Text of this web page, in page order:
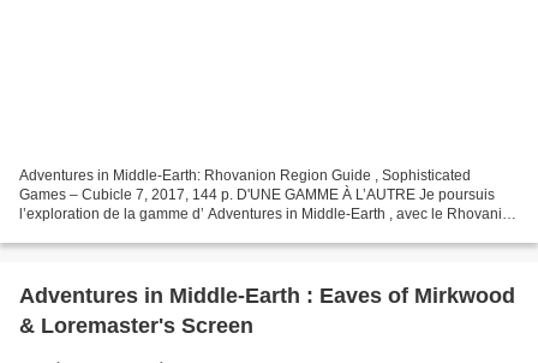
Adventures in Middle-Earth: Rhovanion Region Guide , Sophisticated
Games – Cubicle 7, 2017, 144 p. D'UNE GAMME À L’AUTRE Je poursuis
l’exploration de la gamme d’ Adventures in Middle-Earth , avec le Rhovanion
Adventures in Middle-Earth : Eaves of Mirkwood
& Loremaster's Screen